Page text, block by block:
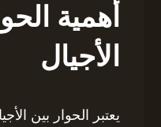
أهمية
الأجيال
يعتبر الحوار بين